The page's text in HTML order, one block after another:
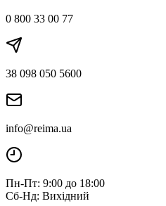
0 800 33 00 77
38 098 050 5600
info@reima.ua
Пн-Пт: 9:00 до 18:00
Сб-Нд: Вихідний